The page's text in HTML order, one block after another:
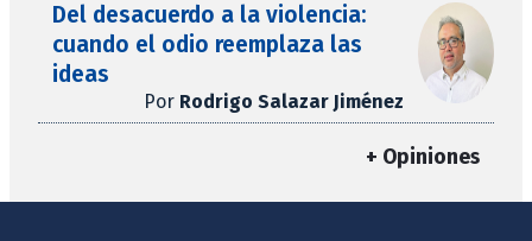
Del desacuerdo a la violencia:
cuando el odio reemplaza las
ideas
Por Rodrigo Salazar Jiménez
+ Opiniones